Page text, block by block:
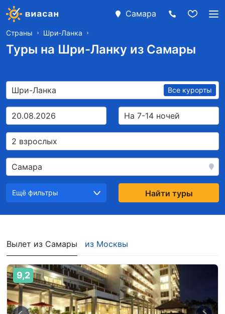
Самара
Страны Шри-Ланка
Туры на Шри-Ланку из Самары
Шри-Ланка Все курорты
20.08.2026 На 7-14 ночей
2 взрослых
Самара
Ещё фильтры Найти туры
Вылет из Самары из Москвы
9,2